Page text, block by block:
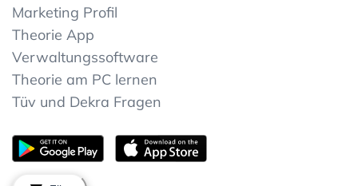
Marketing Profil
Theorie App
Verwaltungssoftware
Theorie am PC lernen
Tüv und Dekra Fragen